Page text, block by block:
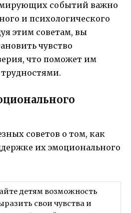
событий важно
и психологического
этим советам, вы
чувство
что поможет им
трудностями.
советов о том, как
их эмоционального
детям возможность
свои чувства и